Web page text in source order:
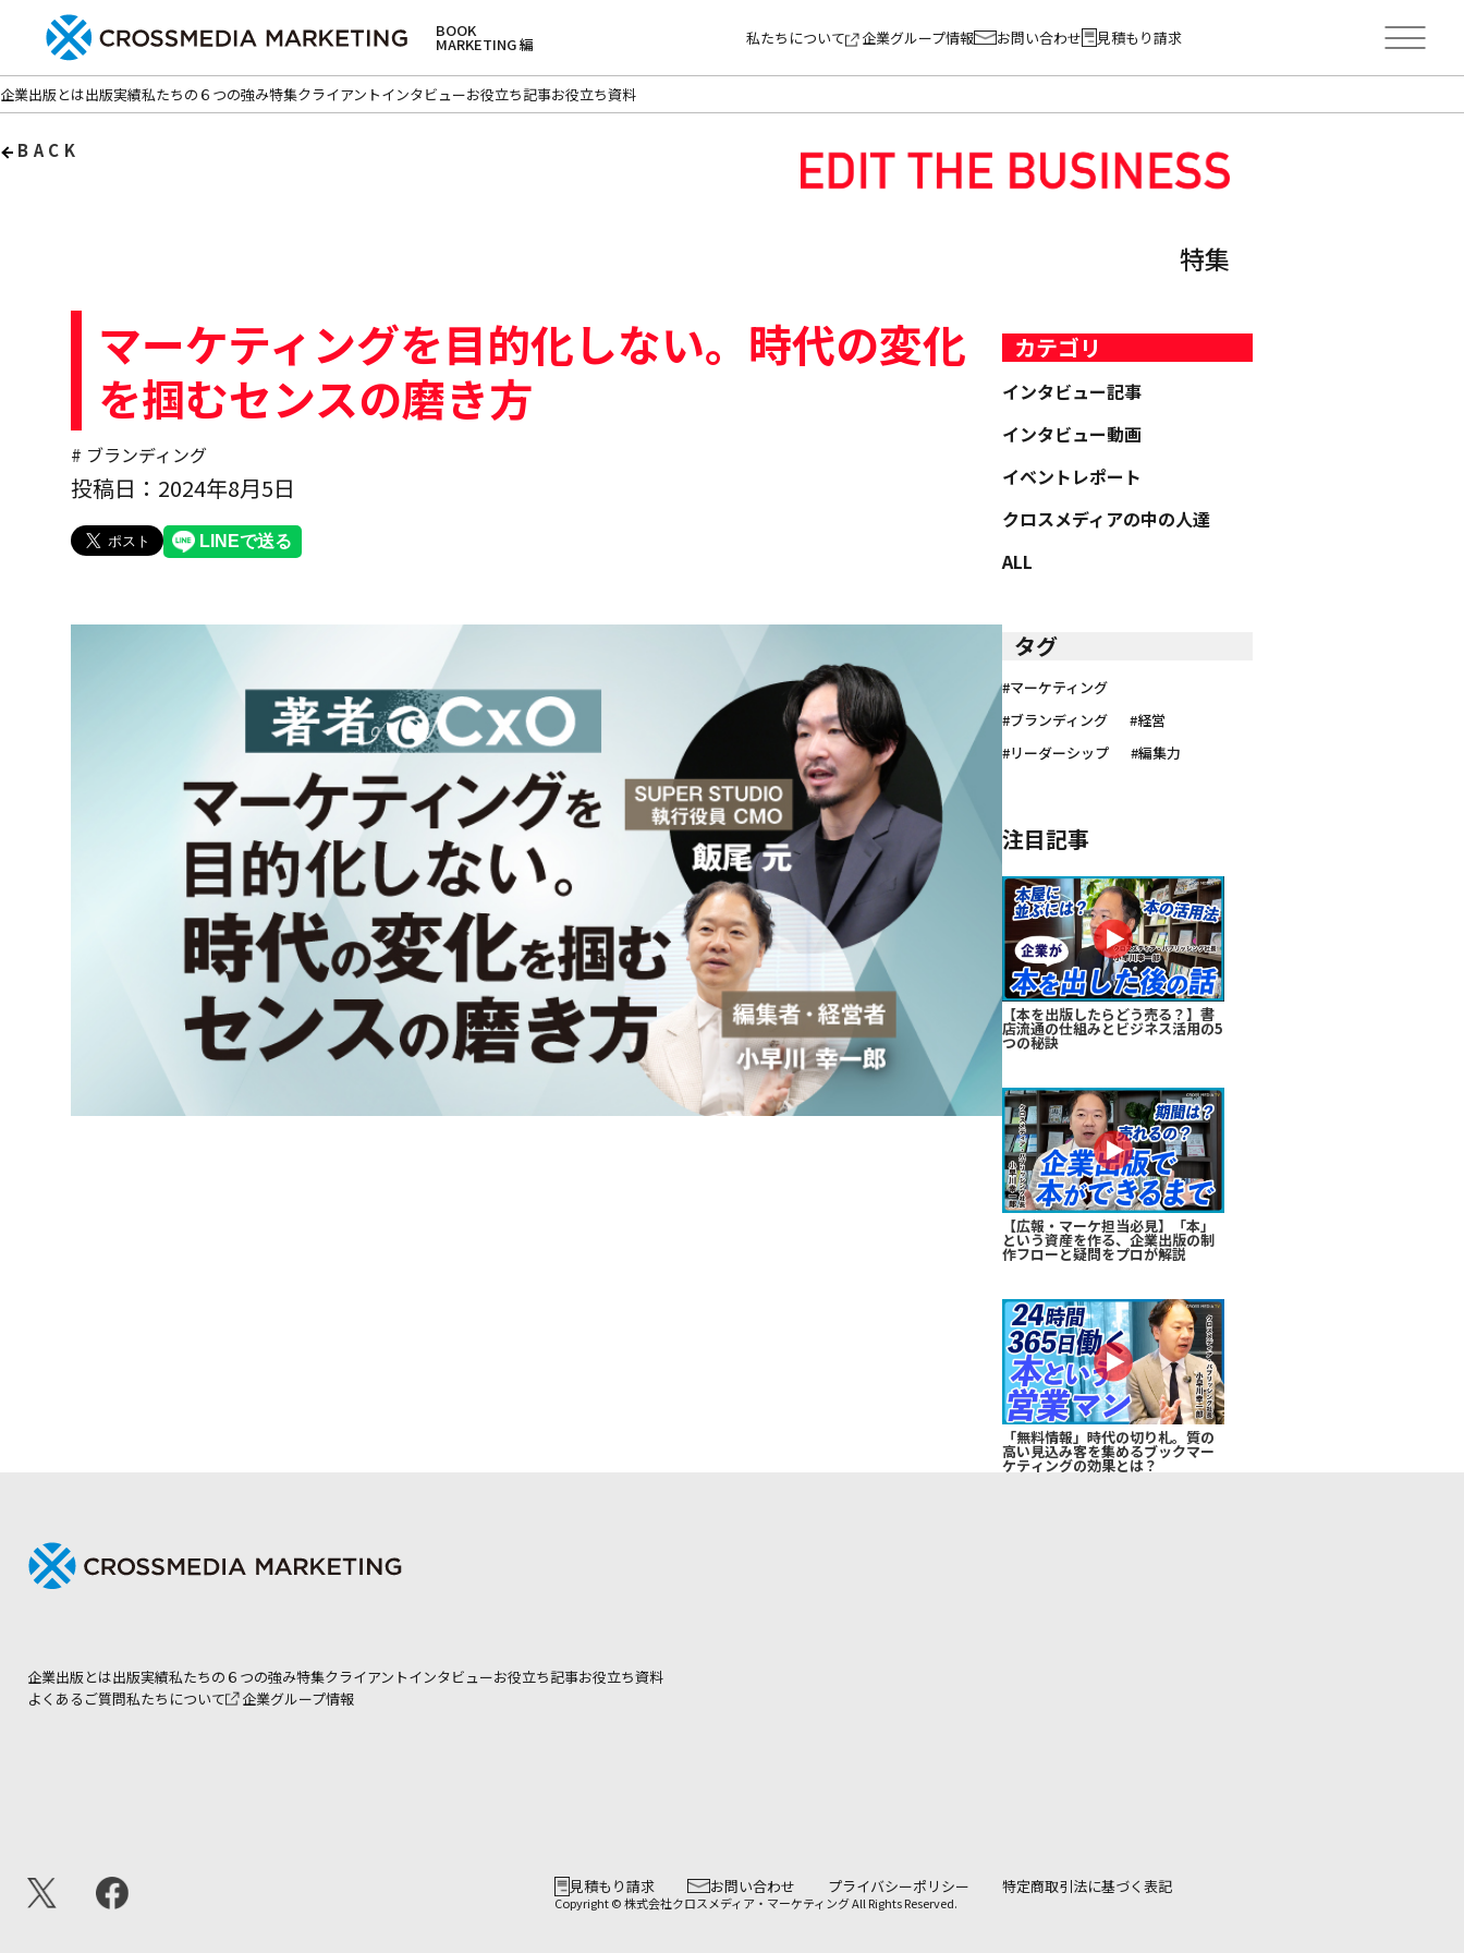
BOOK
MARKETING 編 私たちについて 企業グループ情報 お問い合わせ 見積もり請求
企業出版とは出版実績私たちの６つの強み特集クライアントインタビューお役立ち記事お役立ち資料
BACK
特集
マーケティングを目的化しない。時代の変化
を掴むセンスの磨き方
# ブランディング
投稿日：2024年8月5日
カテゴリ
インタビュー記事
インタビュー動画
イベントレポート
クロスメディアの中の人達
ALL
タグ
#マーケティング
#ブランディング
#経営
#リーダーシップ
#編集力
注目記事
【本を出版したらどう売る？】書
店流通の仕組みとビジネス活用の5
つの秘訣
【広報・マーケ担当必見】「本」
という資産を作る、企業出版の制
作フローと疑問をプロが解説
「無料情報」時代の切り札。質の
高い見込み客を集めるブックマー
ケティングの効果とは？
企業出版とは出版実績私たちの６つの強み特集クライアントインタビューお役立ち記事お役立ち資料
よくあるご質問私たちについて 企業グループ情報
見積もり請求 お問い合わせ プライバシーポリシー 特定商取引法に基づく表記
Copyright © 株式会社クロスメディア・マーケティング All Rights Reserved.